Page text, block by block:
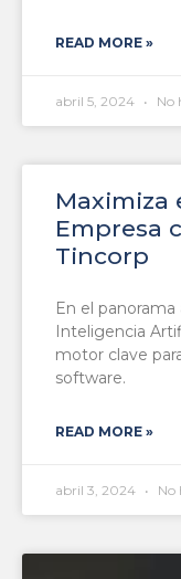
READ MORE »
abril 5, 2024 No
Maximiza
Empresa
Tincorp
En el
Inteligencia
motor clave
software.
READ MORE »
abril 3, 2024 No